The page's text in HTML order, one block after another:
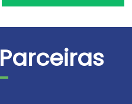
Parceiras